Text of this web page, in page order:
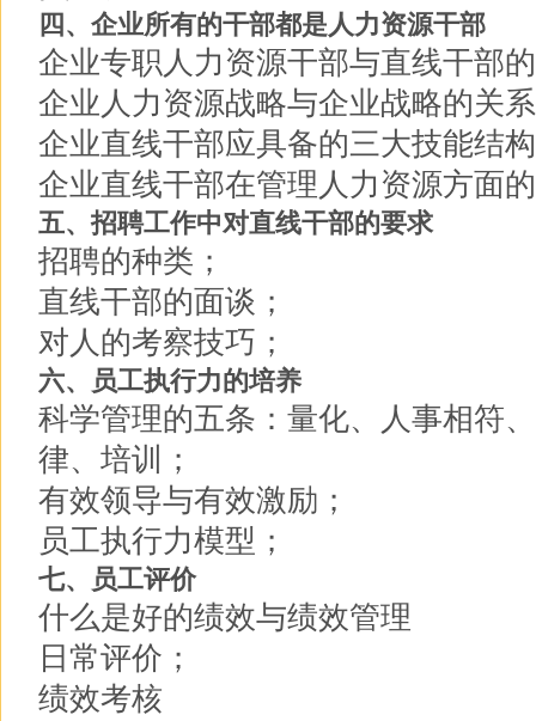
四、企业所有的干部都是人力资源干部
企业专职人力资源干部与直线干部
企业人力资源战略与企业战略的关系
企业直线干部应具备的三大技能结构
企业直线干部在管理人力资源方面
五、招聘工作中对直线干部的要求
招聘的种类；
直线干部的面谈；
对人的考察技巧；
六、员工执行力的培养
科学管理的五条：量化、人事相符
律、培训；
有效领导与有效激励；
员工执行力模型；
七、员工评价
什么是好的绩效与绩效管理
日常评价；
绩效考核